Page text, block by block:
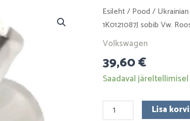
Esileht/ Pood /
1K0121087J sobib Vw.
Volkswagen
39,60€
Saadaval järeltellimisel
T-
toru
1K0121087J
Vw.
Roostevaba
kogus
Lisa korvi